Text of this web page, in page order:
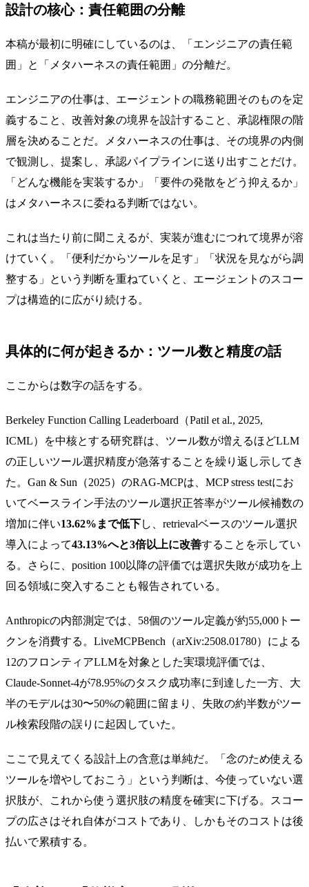
設計の核心：責任範囲の分離
本稿が最初に明確にしているのは、「エンジニアの責任範
囲」と「メタハーネスの責任範囲」の分離だ。
エンジニアの仕事は、エージェントの職務範囲そのものを定
義すること、改善対象の境界を設計すること、承認権限の階
層を決めることだ。メタハーネスの仕事は、その境界の内側
で観測し、提案し、承認パイプラインに送り出すことだけ。
「どんな機能を実装するか」「要件の発散をどう抑えるか」
はメタハーネスに委ねる判断ではない。
これは当たり前に聞こえるが、実装が進むにつれて境界が溶
けていく。「便利だからツールを足す」「状況を見ながら調
整する」という判断を重ねていくと、エージェントのスコー
プは構造的に広がり続ける。
具体的に何が起きるか：ツール数と精度の話
ここからは数字の話をする。
Berkeley Function Calling Leaderboard（Patil et al., 2025,
ICML）を中核とする研究群は、ツール数が増えるほどLLM
の正しいツール選択精度が急落することを繰り返し示してき
た。Gan & Sun（2025）のRAG-MCPは、MCP stress testにお
いてベースライン手法のツール選択正答率がツール候補数の
増加に伴い13.62%まで低下し、retrievalベースのツール選択
導入によって43.13%へと3倍以上に改善することを示してい
る。さらに、position 100以降の評価では選択失敗が成功を上
回る領域に突入することも報告されている。
Anthropicの内部測定では、58個のツール定義が約55,000トー
クンを消費する。LiveMCPBench（arXiv:2508.01780）による
12のフロンティアLLMを対象とした実環境評価では、
Claude-Sonnet-4が78.95%のタスク成功率に到達した一方、大
半のモデルは30〜50%の範囲に留まり、失敗の約半数がツー
ル検索段階の誤りに起因していた。
ここで見えてくる設計上の含意は単純だ。「念のため使える
ツールを増やしておこう」という判断は、今使っていない選
択肢が、これから使う選択肢の精度を確実に下げる。スコー
プの広さはそれ自体がコストであり、しかもそのコストは後
払いで累積する。